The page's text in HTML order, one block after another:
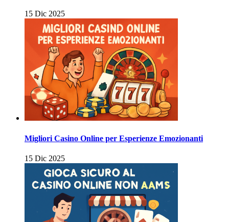
15 Dic 2025
Migliori Casino Online per Esperienze Emozionanti
15 Dic 2025